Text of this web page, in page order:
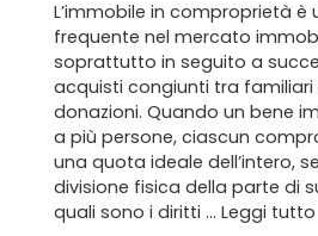
L’immobile in comproprietà è
frequente nel mercato
soprattutto in seguito a
acquisti congiunti tra familiari
donazioni. Quando un bene
a più persone, ciascun
una quota ideale dell’intero,
divisione fisica della parte di
quali sono i diritti … Leggi tutto